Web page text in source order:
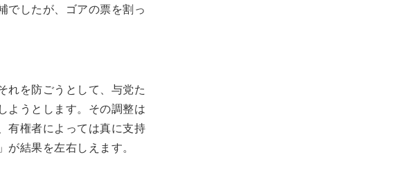
でしたが、ゴアの票を割っ
れを防ごうとして、与党た
ようとします。その調整は
有権者によっては真に支持
結果を左右しえます。